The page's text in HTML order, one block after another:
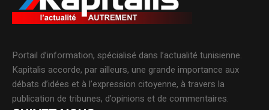
Portail d’information, spécialisé dans l’actualité tunisienne.
Kapitalis accorde, par ailleurs, une grande importance aux
débats d’idées et à l’expression citoyenne, à travers la
publication de tribunes, d’opinions et de commentaires.